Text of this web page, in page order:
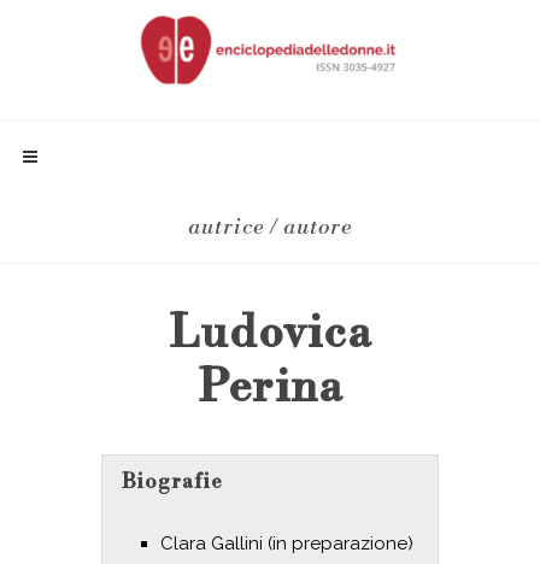
autrice / autore
Ludovica
Perina
Biografie
Clara Gallini (in preparazione)